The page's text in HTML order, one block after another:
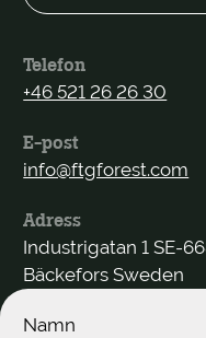
Telefon
+46 521 26 26 30
E-post
info@ftgforest.com
Adress
Industrigatan 1 SE-
Bäckefors Sweden
Namn